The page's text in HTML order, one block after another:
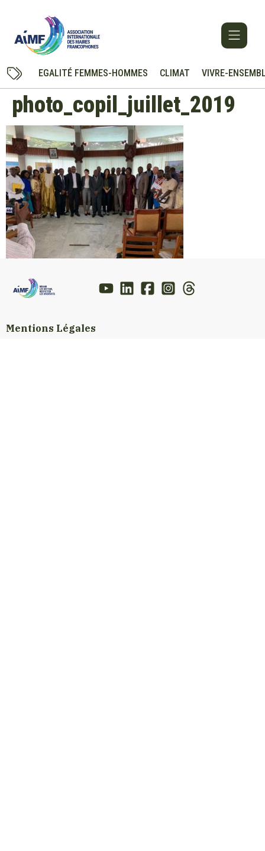
EGALITÉ FEMMES-HOMMES CLIMAT VIVRE-
photo_copil_juillet_2019
Mentions Légales